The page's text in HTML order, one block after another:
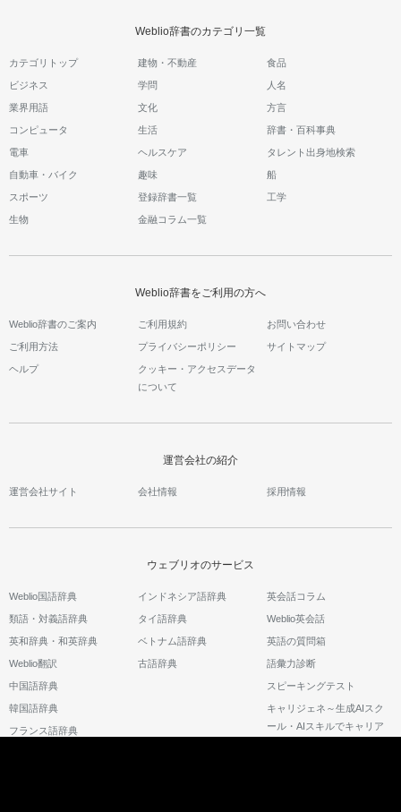
Weblio辞書のカテゴリ一覧
カテゴリトップ 建物・不動産 食品
ビジネス 学問 人名
業界用語 文化 方言
コンピュータ 生活 辞書・百科事典
電車 ヘルスケア タレント出身地検索
自動車・バイク 趣味 船
スポーツ 登録辞書一覧 工学
生物 金融コラム一覧
Weblio辞書をご利用の方へ
Weblio辞書のご案内 ご利用規約 お問い合わせ
ご利用方法 プライバシーポリシー サイトマップ
ヘルプ
クッキー・アクセスデータ
について
運営会社の紹介
運営会社サイト 会社情報 採用情報
ウェブリオのサービス
Weblio国語辞典
類語・対義語辞典
英和辞典・和英辞典
Weblio翻訳
中国語辞典
韓国語辞典
フランス語辞典
インドネシア語辞典
タイ語辞典
ベトナム語辞典
古語辞典
英会話コラム
Weblio英会話
英語の質問箱
語彙力診断
スピーキングテスト
キャリジェネ～生成AIスク
ール・AIスキルでキャリア